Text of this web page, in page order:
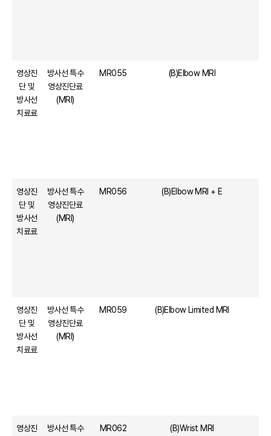
영상진
단 및
방사선
치료료
방사선 특수
영상진단료
(MRI)
MR055 (B)Elbow MRI
영상진
단 및
방사선
치료료
방사선 특수
영상진단료
(MRI)
MR056 (B)Elbow MRI + E
영상진
단 및
방사선
치료료
방사선 특수
영상진단료
(MRI)
MR059 (B)Elbow Limited MRI
영상진
방사선 특수
MR062 (B)Wrist MRI